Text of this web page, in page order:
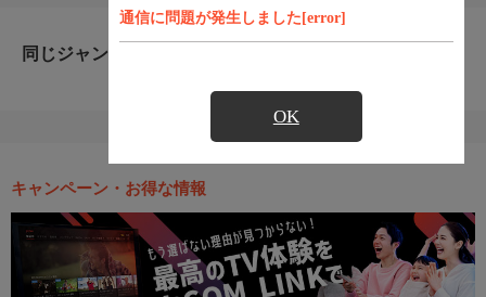
通信に問題が発生しました[error]
OK
同じジャンルのおすすめ番組
キャンペーン・お得な情報